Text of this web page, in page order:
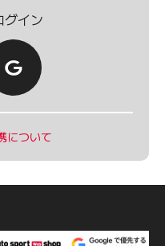
グイン
について